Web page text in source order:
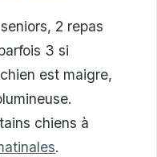
2 repas
3 si
est maigre,
chiens à
.